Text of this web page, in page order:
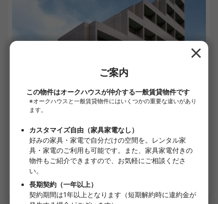
プライムアーバン用賀
¥198,000 - ¥198,000 空室
41.80㎡〜 /6階建て